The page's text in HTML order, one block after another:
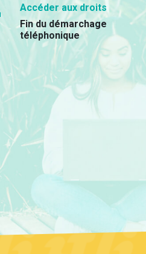
Accéder aux droits
Fin du démarchage
téléphonique